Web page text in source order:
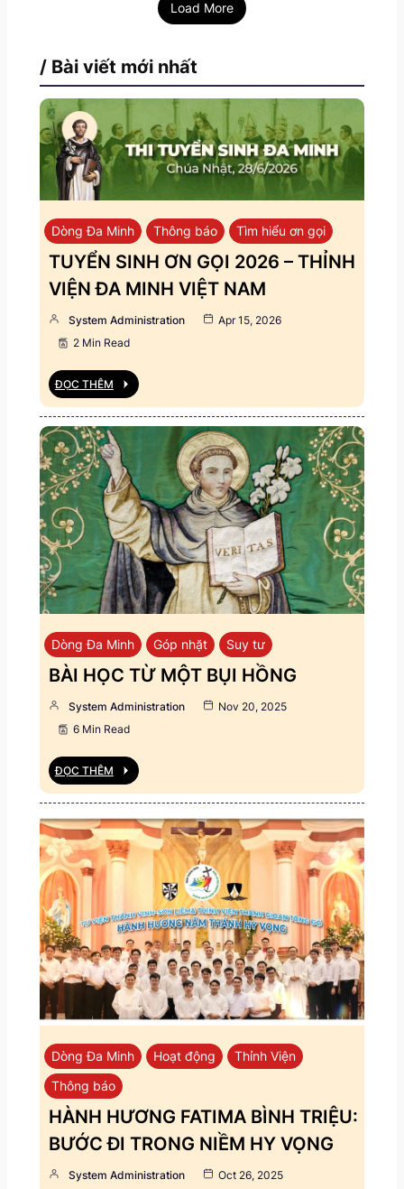
Load More
/ Bài viết mới nhất
Dòng Đa Minh Thông báo Tìm hiểu ơn gọi
TUYỂN SINH ƠN GỌI 2026 – THỈNH
VIỆN ĐA MINH VIỆT NAM
System Administration
Apr 15, 2026
2 Min Read
ĐỌC THÊM
Dòng Đa Minh Góp nhặt Suy tư
BÀI HỌC TỪ MỘT BỤI HỒNG
System Administration
Nov 20, 2025
6 Min Read
ĐỌC THÊM
Dòng Đa Minh Hoạt động
Thỉnh Viện
Thông báo
HÀNH HƯƠNG FATIMA BÌNH TRIỆU:
BƯỚC ĐI TRONG NIỀM HY VỌNG
System Administration
Oct 26, 2025